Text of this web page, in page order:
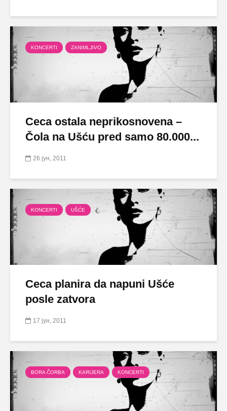
KONCERTI ZANIMLJIVO
Ceca ostala neprikosnovena –
Čola na Ušću pred samo 80.000...
26 јун, 2011
KONCERTI UŠĆE
Ceca planira da napuni Ušće
posle zatvora
17 јун, 2011
BORA ČORBA KARIJERA KONCERTI